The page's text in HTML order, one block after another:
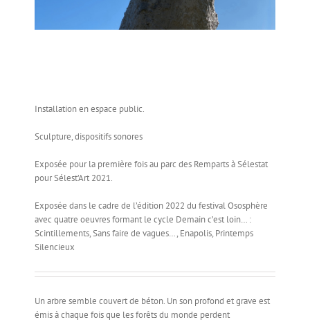
Installation en espace public.
Sculpture, dispositifs sonores
Exposée pour la première fois au parc des Remparts à Sélestat
pour Sélest’Art 2021.
Exposée dans le cadre de l’édition 2022 du festival Ososphère
avec quatre oeuvres formant le cycle Demain c’est loin… :
Scintillements, Sans faire de vagues…, Enapolis, Printemps
Silencieux
Un arbre semble couvert de béton. Un son profond et grave est
émis à chaque fois que les forêts du monde perdent